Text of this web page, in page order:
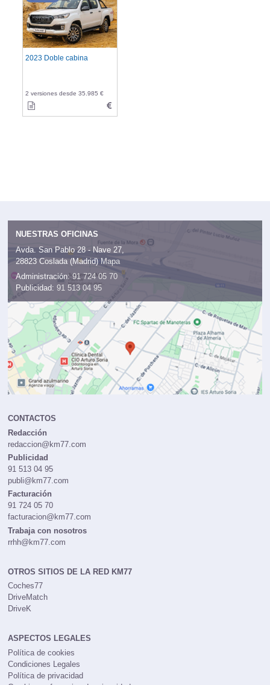
2023 Doble cabina
2 versiones desde 35.985 €
NUESTRAS OFICINAS
Avda. San Pablo 28 - Nave 27,
28823 Coslada (Madrid) Mapa
Administración: 91 724 05 70
Publicidad: 91 513 04 95
CONTACTOS
Redacción
redaccion@km77.com
Publicidad
91 513 04 95
publi@km77.com
Facturación
91 724 05 70
facturacion@km77.com
Trabaja con nosotros
rrhh@km77.com
OTROS SITIOS DE LA RED KM77
Coches77
DriveMatch
DriveK
ASPECTOS LEGALES
Política de cookies
Condiciones Legales
Política de privacidad